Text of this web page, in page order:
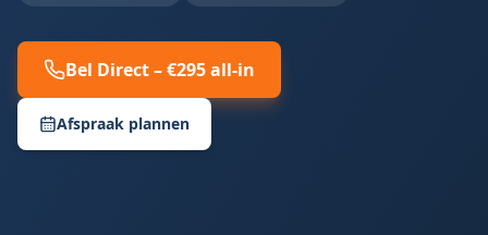
Bel Direct – €295 all-in
Afspraak plannen